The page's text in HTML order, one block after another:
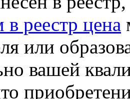
в реестр цена
или
вашей